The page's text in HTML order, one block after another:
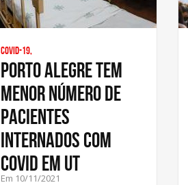
Covid-19,
Porto Alegre tem
menor número de
pacientes
internados com
Covid em UT
Em 10/11/2021